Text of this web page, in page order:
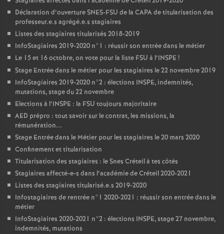
Déclaration d’ouvertureSNES-FSU de la CAPAde titularisation des
professeur.e.s agrégé.e.s stagiaires
Listes des stagiaires titularisés 2018-2019
InfoStagiaires 2019-2020 n°1 : réussir son entrée dans le métier
Le 15 et 16 octobre, on vote pour la liste FSU à l’INSPE !
Stage Entrée dans le métier pour les stagiaires le 22 novembre 2019
InfoStagiaires 2019-2020 n°2 : élections INSPE, indemnités,
mutations, stage du 22 novembre
Elections à l’INSPE : la FSU toujours majoritaire
AED prépro : tout savoir sur le contrat, les missions, la
rémunération...
Stage Entrée dans le Métier pour les stagiaires le 20 mars 2020
Confinement et titularisation
Titularisation des stagiaires : le Snes Créteil à tes côtés
Stagiaires affecté-e-s dans l’académie de Créteil 2020-2021
Listes des stagiaires titularisé.e.s 2019-2020
Infostagiaires de rentrée n°1 2020-2021 : réussir son entrée dans le
métier
InfoStagiaires 2020-2021 n°2 : élections INSPE, stage 27 novembre,
indemnités, mutations